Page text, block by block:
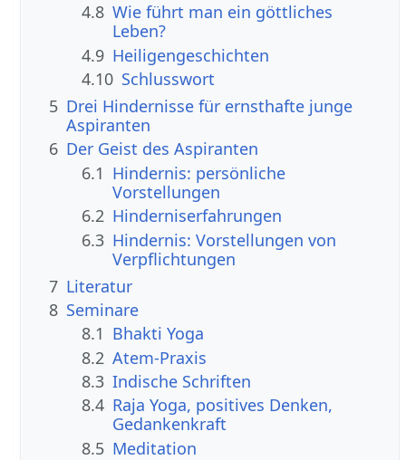
4.8 Wie führt man ein göttliches
Leben?
4.9 Heiligengeschichten
4.10 Schlusswort
5 Drei Hindernisse für ernsthafte junge
Aspiranten
6 Der Geist des Aspiranten
6.1 Hindernis: persönliche
Vorstellungen
6.2 Hinderniserfahrungen
6.3 Hindernis: Vorstellungen von
Verpflichtungen
7 Literatur
8 Seminare
8.1 Bhakti Yoga
8.2 Atem-Praxis
8.3 Indische Schriften
8.4 Raja Yoga, positives Denken,
Gedankenkraft
8.5 Meditation